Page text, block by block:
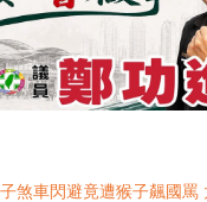
煞車閃避竟遭猴子飆國罵